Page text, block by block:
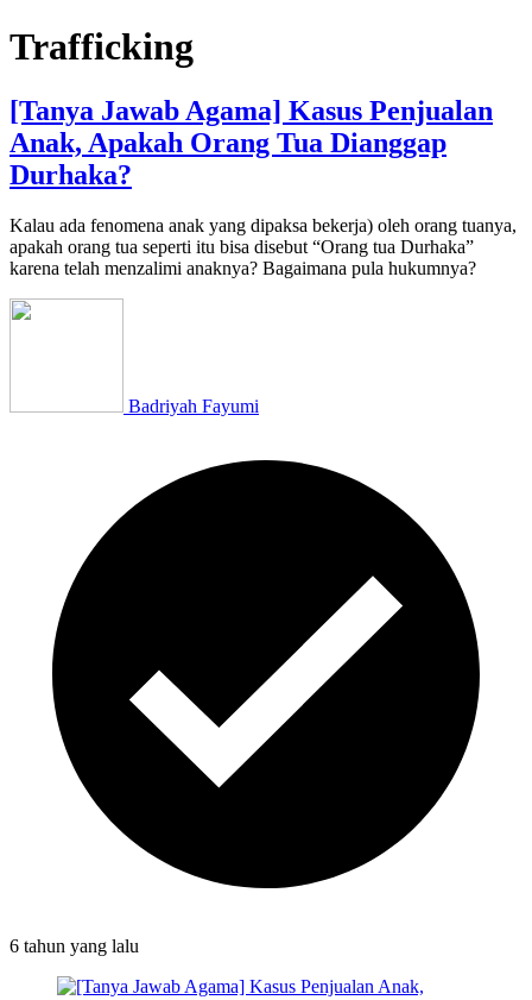
Trafficking
[Tanya Jawab Agama] Kasus Penjualan
Anak, Apakah Orang Tua Dianggap
Durhaka?
Kalau ada fenomena anak yang dipaksa bekerja) oleh orang tuanya,
apakah orang tua seperti itu bisa disebut “Orang tua Durhaka”
karena telah menzalimi anaknya? Bagaimana pula hukumnya?
Badriyah Fayumi
6 tahun yang lalu